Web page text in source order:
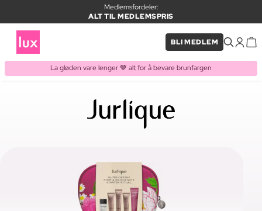
Medlemsfordeler:
ALT TIL MEDLEMSPRIS
BLI MEDLEM
La gløden vare lenger 🤎 alt for å bevare brunfargen